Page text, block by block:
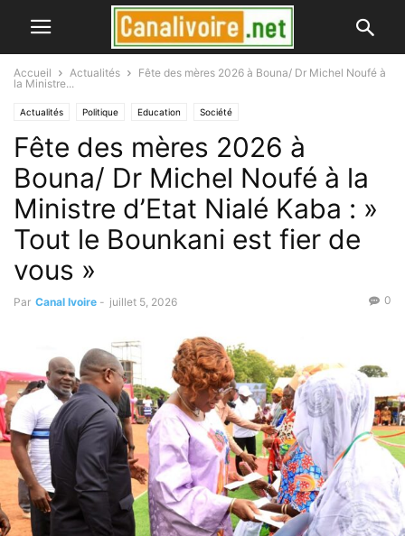
Accueil Actualités
Fête des mères 2026 à Bouna/ Dr Michel Noufé à
la Ministre...
Actualités Politique Education Société
Fête des mères 2026 à
Bouna/ Dr Michel Noufé à la
Ministre d’Etat Nialé Kaba : »
Tout le Bounkani est fier de
vous »
Par Canal Ivoire - juillet 5, 2026 0